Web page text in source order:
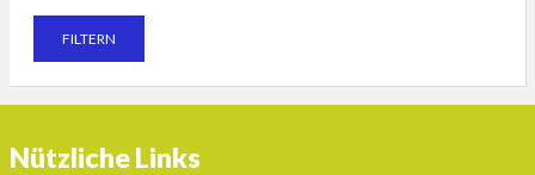
Nützliche Links